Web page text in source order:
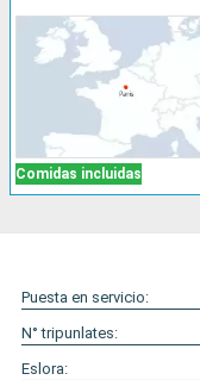
Comidas incluidas
Puesta en servicio:
N° tripunlates:
Eslora: